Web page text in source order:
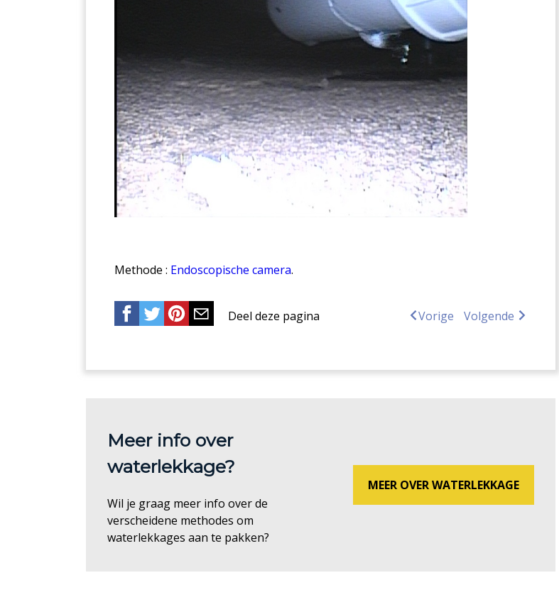
Methode : Endoscopische camera.
Deel deze pagina Vorige Volgende
Meer info over
waterlekkage?
Wil je graag meer info over de
verscheidene methodes om
waterlekkages aan te pakken?
MEER OVER WATERLEKKAGE